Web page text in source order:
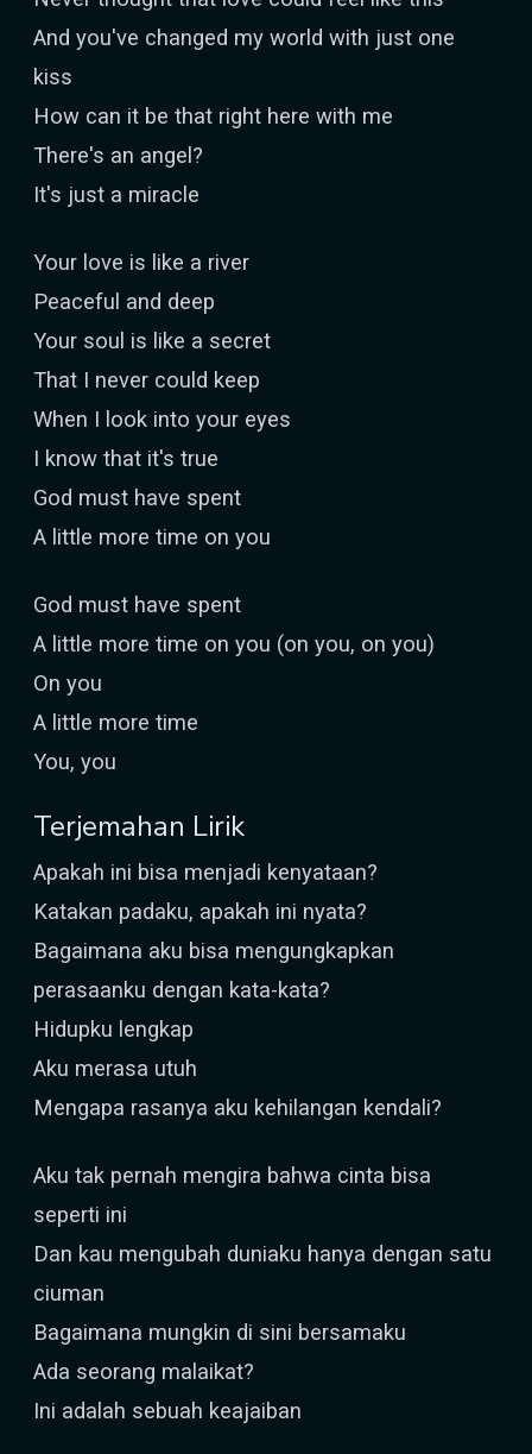
And you've changed my world with just one
kiss
How can it be that right here with me
There's an angel?
It's just a miracle
Your love is like a river
Peaceful and deep
Your soul is like a secret
That I never could keep
When I look into your eyes
I know that it's true
God must have spent
A little more time on you
God must have spent
A little more time on you (on you, on you)
On you
A little more time
You, you
Terjemahan Lirik
Apakah ini bisa menjadi kenyataan?
Katakan padaku, apakah ini nyata?
Bagaimana aku bisa mengungkapkan
perasaanku dengan kata-kata?
Hidupku lengkap
Aku merasa utuh
Mengapa rasanya aku kehilangan kendali?
Aku tak pernah mengira bahwa cinta bisa
seperti ini
Dan kau mengubah duniaku hanya dengan satu
ciuman
Bagaimana mungkin di sini bersamaku
Ada seorang malaikat?
Ini adalah sebuah keajaiban